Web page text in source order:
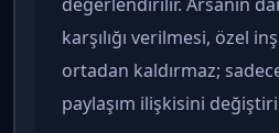
karşılığı verilmesi, özel
ortadan kaldırmaz;
paylaşım ilişkisini